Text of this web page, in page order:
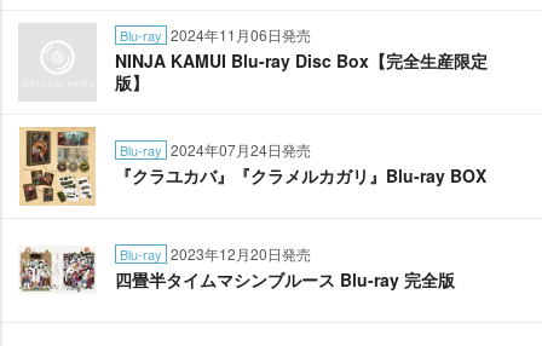
Blu-ray 2024年11月06日発売
NINJA KAMUI Blu-ray Disc Box【完全生産限定
版】
Blu-ray 2024年07月24日発売
『クラユカバ』『クラメルカガリ』Blu-ray BOX
Blu-ray 2023年12月20日発売
四畳半タイムマシンブルース Blu-ray 完全版